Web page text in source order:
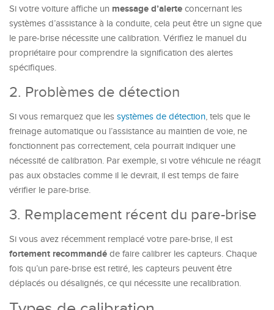
Si votre voiture affiche un message d’alerte concernant les
systèmes d’assistance à la conduite, cela peut être un signe que
le pare-brise nécessite une calibration. Vérifiez le manuel du
propriétaire pour comprendre la signification des alertes
spécifiques.
2. Problèmes de détection
Si vous remarquez que les systèmes de détection, tels que le
freinage automatique ou l’assistance au maintien de voie, ne
fonctionnent pas correctement, cela pourrait indiquer une
nécessité de calibration. Par exemple, si votre véhicule ne réagit
pas aux obstacles comme il le devrait, il est temps de faire
vérifier le pare-brise.
3. Remplacement récent du pare-brise
Si vous avez récemment remplacé votre pare-brise, il est
fortement recommandé de faire calibrer les capteurs. Chaque
fois qu’un pare-brise est retiré, les capteurs peuvent être
déplacés ou désalignés, ce qui nécessite une recalibration.